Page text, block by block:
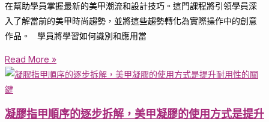
在幫助學員掌握最新的美甲潮流和設計技巧。這門課程將引領學員深
入了解當前的美甲時尚趨勢，並將這些趨勢轉化為實際操作中的創意
作品。 學員將學習如何識別和應用當
Read More »
凝膠指甲順序的逐步拆解，美甲凝膠的使用方式是提升